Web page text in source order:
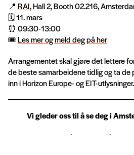
📍 RAI, Hall 2, Booth 02.216,
🗓️ 11. mars
⏰ 09:30-13:00
🎟️Les mer og meld deg på her
Arrangementet skal gjøre det lettere
de beste samarbeidene tidlig og ta de
inn i Horizon Europe- og EIT-utlysninger.
Vi gleder oss til å se deg i
Les mer om